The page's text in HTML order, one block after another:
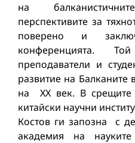
на
перспективите за
поверено и
конференцията.
преподаватели и
развитие на Балканите
на ХХ век. В срещите
китайски научни
Костов ги запозна с
академия на